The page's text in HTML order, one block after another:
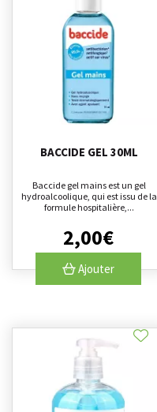
BACCIDE GEL 30ML
Baccide gel mains est un gel
hydroalcoolique, qui est issu de la
formule hospitalière,...
2,00€
Ajouter